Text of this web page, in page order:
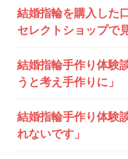
ョ
ン
結婚指輪を購入した
セレクトショップで
結婚指輪手作り体験
うと考え手作りに」
結婚指輪手作り体験
れないです」